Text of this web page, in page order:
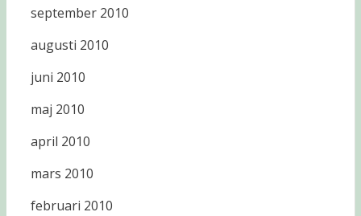
september 2010
augusti 2010
juni 2010
maj 2010
april 2010
mars 2010
februari 2010